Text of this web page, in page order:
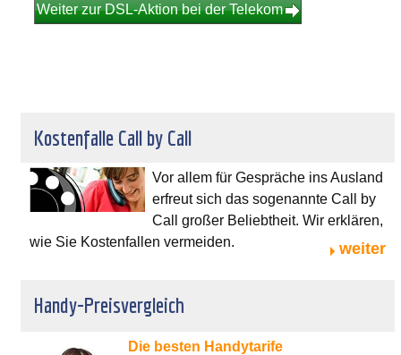
Weiter zur DSL-Aktion bei der Telekom
Kostenfalle Call by Call
Vor allem für Gespräche ins Ausland
erfreut sich das sogenannte Call by
Call großer Beliebtheit. Wir erklären,
wie Sie Kostenfallen vermeiden.
weiter
Handy-Preisvergleich
Die besten Handytarife